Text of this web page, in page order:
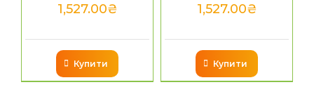
1,527.00₴
Купити
1,527.00₴
Купити